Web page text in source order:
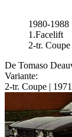
1980-1988
1.Facelift
2-tr. Coupe
De Tomaso
Variante:
2-tr. Coupe |